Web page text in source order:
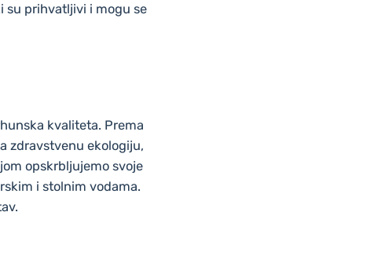
su prihvatljivi i mogu se
kvaliteta. Prema
zdravstvenu ekologiju,
opskrbljujemo svoje
i stolnim vodama.